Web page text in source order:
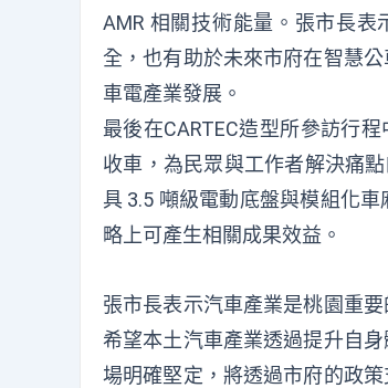
AMR 相關技術能量。張市長
全，也有助於未來市府在智慧
車電產業發展。
最後在CARTEC造型所參訪行
收車，為民眾與工作者解決痛
具 3.5 噸級電動底盤與模組化
略上可產生相關成果效益。
張市長表示汽車產業是桃園重
希望本土汽車產業透過提升自
場明確堅定，將透過市府的政